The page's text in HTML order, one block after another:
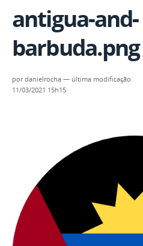
antigua-and-
barbuda.png
pordanielrocha — última modificação
11/03/2021 15h15